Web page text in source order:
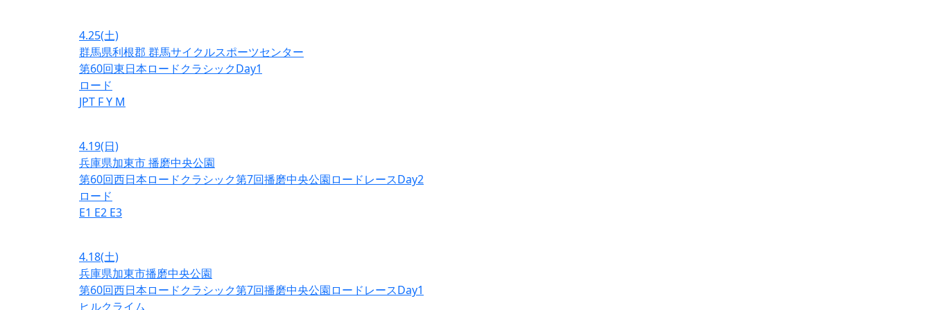
4.25(土)
群馬県利根郡 群馬サイクルスポーツセンター
第60回東日本ロードクラシックDay1
ロード
JPT FY M
4.19(日)
兵庫県加東市 播磨中央公園
第60回西日本ロードクラシック第7回播磨中央公園ロードレースDay2
ロード
E1 E2 E3
4.18(土)
兵庫県加東市播磨中央公園
第60回西日本ロードクラシック第7回播磨中央公園ロードレースDay1
ヒルクライム